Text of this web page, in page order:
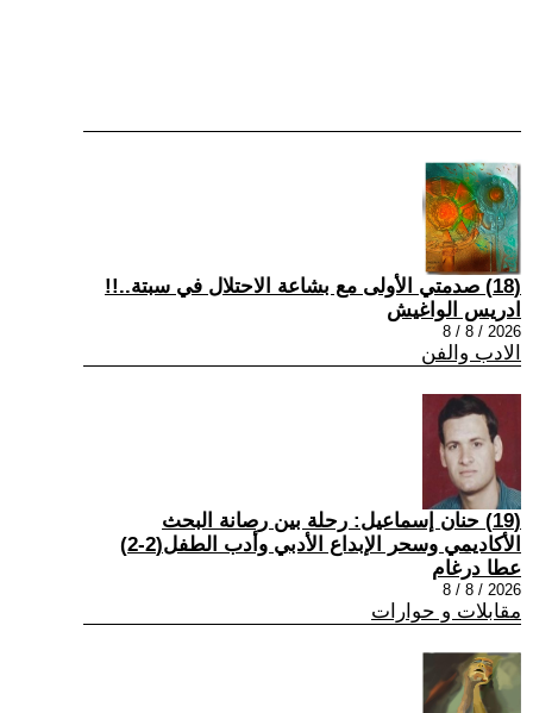
(18) صدمتي الأولى مع بشاعة الاحتلال في سبتة..!!
ادريس الواغيش
2026 / 8 / 8
الادب والفن
(19) حنان إسماعيل: رحلة بين رصانة البحث
الأكاديمي وسحر الإبداع الأدبي وأدب الطفل(2-2)
عطا درغام
2026 / 8 / 8
مقابلات و حوارات